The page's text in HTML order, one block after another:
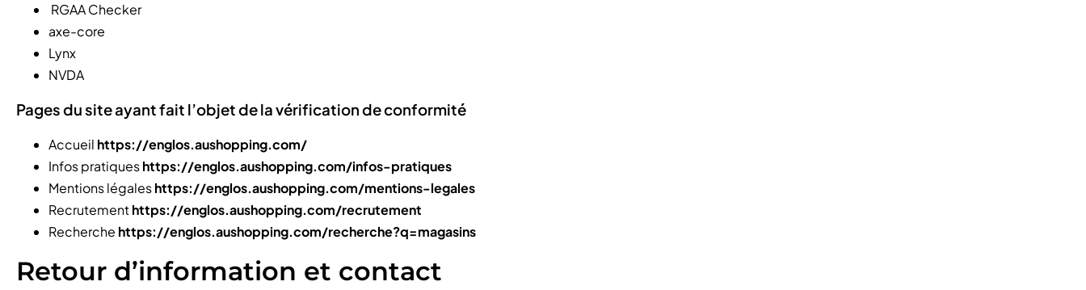
RGAA Checker
axe-core
Lynx
NVDA
Pages du site ayant fait l’objet de la vérification de conformité
Accueil https://englos.aushopping.com/
Infos pratiqueshttps://englos.aushopping.com/infos-pratiques
Mentions légaleshttps://englos.aushopping.com/mentions-legales
Recrutementhttps://englos.aushopping.com/recrutement
Recherche https://englos.aushopping.com/recherche?q=magasins
Retour d’information et contact